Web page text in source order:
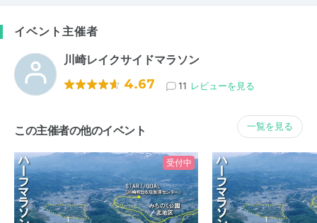
イベント主催者
川崎レイクサイドマラソン
4.67 11 レビューを見る
この主催者の他のイベント 一覧を見る
受付中